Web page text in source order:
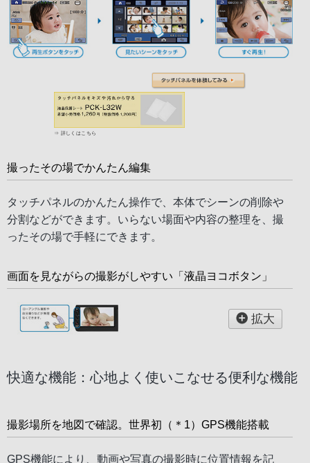
撮ったその場でかんたん編集
タッチパネルのかんたん操作で、本体でシーンの削除や
分割などができます。いらない場面や内容の整理を、撮
ったその場で手軽にできます。
画面を見ながらの撮影がしやすい「液晶ヨコボタン」
拡大
快適な機能：心地よく使いこなせる便利な機能
撮影場所を地図で確認。世界初（＊1）GPS機能搭載
GPS機能により、動画や写真の撮影時に位置情報を記